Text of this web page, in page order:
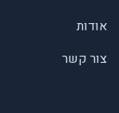
אודות
צור קשר